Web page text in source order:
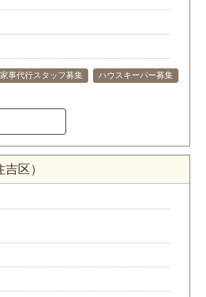
家事代行スタッフ募集
ハウスキーパー募集
区）